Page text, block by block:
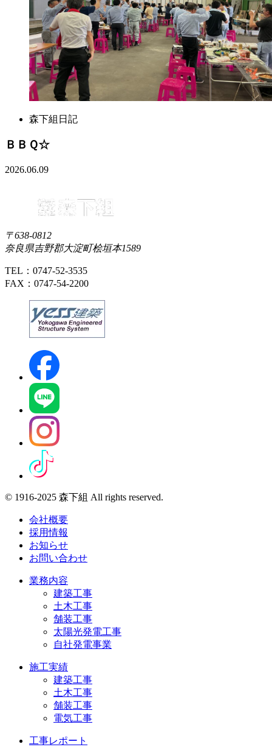
森下組日記
ＢＢＱ☆
2026.06.09
〒638-0812
奈良県吉野郡大淀町桧垣本1589
TEL：0747-52-3535
FAX：0747-54-2200
© 1916-2025 森下組 All rights reserved.
会社概要
採用情報
お知らせ
お問い合わせ
業務内容
建築工事
土木工事
舗装工事
太陽光発電工事
自社発電事業
施工実績
建築工事
土木工事
舗装工事
電気工事
工事レポート